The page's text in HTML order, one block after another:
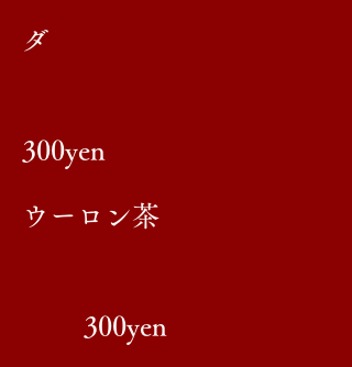
ダ
300yen
​ウーロン茶
300yen